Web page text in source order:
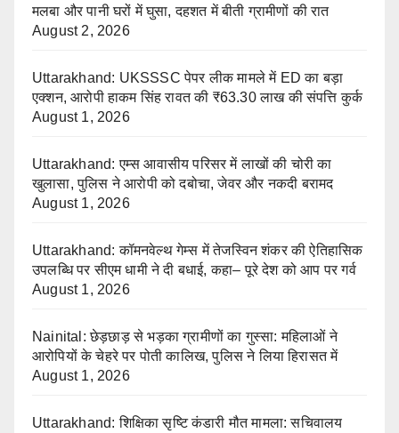
मलबा और पानी घरों में घुसा, दहशत में बीती ग्रामीणों की रात
August 2, 2026
Uttarakhand: UKSSSC पेपर लीक मामले में ED का बड़ा
एक्शन, आरोपी हाकम सिंह रावत की ₹63.30 लाख की संपत्ति कुर्क
August 1, 2026
Uttarakhand: एम्स आवासीय परिसर में लाखों की चोरी का
खुलासा, पुलिस ने आरोपी को दबोचा, जेवर और नकदी बरामद
August 1, 2026
Uttarakhand: कॉमनवेल्थ गेम्स में तेजस्विन शंकर की ऐतिहासिक
उपलब्धि पर सीएम धामी ने दी बधाई, कहा– पूरे देश को आप पर गर्व
August 1, 2026
Nainital: छेड़छाड़ से भड़का ग्रामीणों का गुस्सा: महिलाओं ने
आरोपियों के चेहरे पर पोती कालिख, पुलिस ने लिया हिरासत में
August 1, 2026
Uttarakhand: शिक्षिका सृष्टि कंडारी मौत मामला: सचिवालय